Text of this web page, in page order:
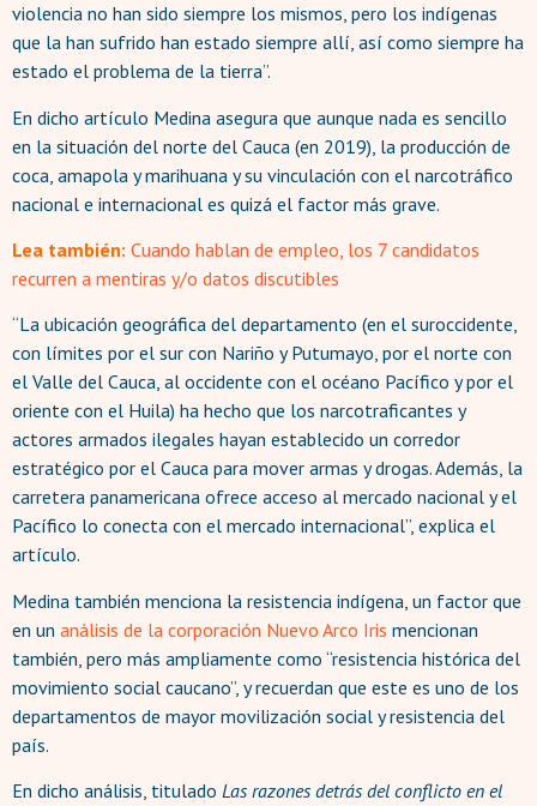
violencia no han sido siempre los mismos, pero los indígenas
que la han sufrido han estado siempre allí, así como siempre ha
estado el problema de la tierra”.
En dicho artículo Medina asegura que aunque nada es sencillo
en la situación del norte del Cauca (en 2019), la producción de
coca, amapola y marihuana y su vinculación con el narcotráfico
nacional e internacional es quizá el factor más grave.
Lea también: Cuando hablan de empleo, los 7 candidatos
recurren a mentiras y/o datos discutibles
“La ubicación geográfica del departamento (en el suroccidente,
con límites por el sur con Nariño y Putumayo, por el norte con
el Valle del Cauca, al occidente con el océano Pacífico y por el
oriente con el Huila) ha hecho que los narcotraficantes y
actores armados ilegales hayan establecido un corredor
estratégico por el Cauca para mover armas y drogas. Además, la
carretera panamericana ofrece acceso al mercado nacional y el
Pacífico lo conecta con el mercado internacional”, explica el
artículo.
Medina también menciona la resistencia indígena, un factor que
en un análisis de la corporación Nuevo Arco Iris mencionan
también, pero más ampliamente como “resistencia histórica del
movimiento social caucano”, y recuerdan que este es uno de los
departamentos de mayor movilización social y resistencia del
país.
En dicho análisis, titulado Las razones detrás del conflicto en el